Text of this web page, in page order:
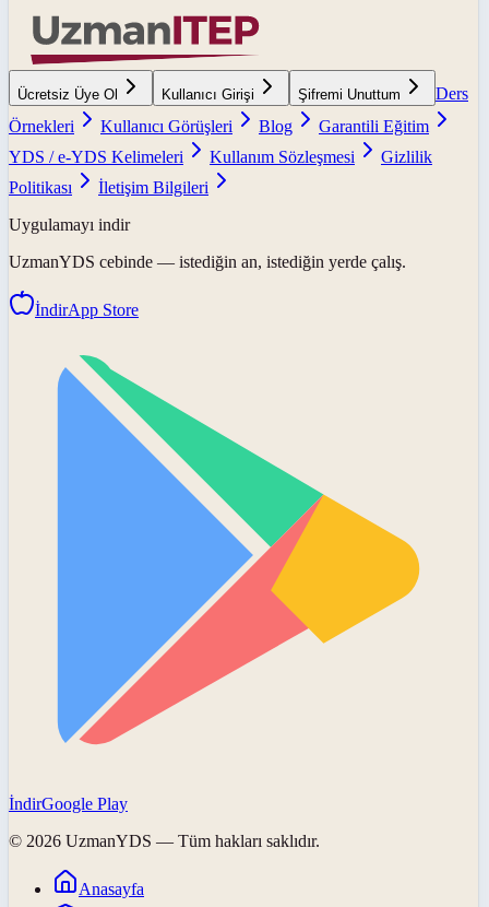
Ücretsiz Üye Ol Kullanıcı Girişi Şifremi Unuttum
Ders
Örnekleri
Kullanıcı Görüşleri Blog
Garantili Eğitim
YDS / e-YDS Kelimeleri
Kullanım Sözleşmesi
Gizlilik
Politikası
İletişim Bilgileri
Uygulamayı indir
UzmanYDS cebinde — istediğin an, istediğin yerde çalış.
İndirApp Store
İndirGoogle Play
© 2026 UzmanYDS — Tüm hakları saklıdır.
Anasayfa